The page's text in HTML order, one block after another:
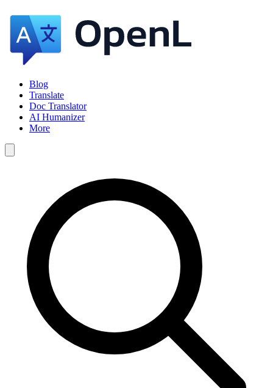
Blog
Translate
Doc Translator
AI Humanizer
More